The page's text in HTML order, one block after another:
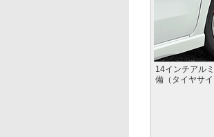
14インチアル
備（タイヤサ